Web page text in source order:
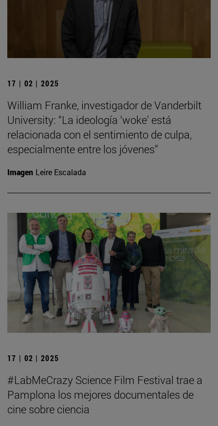
17 | 02 | 2025
William Franke, investigador de Vanderbilt
University: “La ideología ‘woke’ está
relacionada con el sentimiento de culpa,
especialmente entre los jóvenes”
Imagen Leire Escalada
17 | 02 | 2025
#LabMeCrazy Science Film Festival trae a
Pamplona los mejores documentales de
cine sobre ciencia